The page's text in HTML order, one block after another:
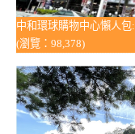
中和環球購物中心懶人
(瀏覽：98,378)